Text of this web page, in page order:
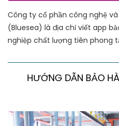
Công ty cổ phần công nghệ
(Bluesea) là địa chỉ viết app
nghiệp chất lượng tiên phong
HƯỚNG DẪN BẢO